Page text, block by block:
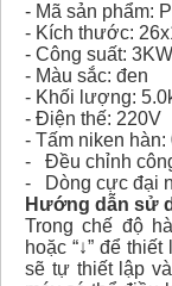
- Mã sản phẩm:
- Kích thước:
- Công suất: 3KW
- Màu sắc: đen
- Khối lượng:
- Điện thế: 220V
- Tấm niken hàn:
- Đều chỉnh
- Dòng cực đại
Hướng dẫn sử
Trong chế độ
hoặc “↓” để
sẽ tự thiết lập